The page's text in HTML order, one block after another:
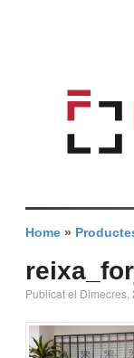
Home »
Publicat el Dimecres,